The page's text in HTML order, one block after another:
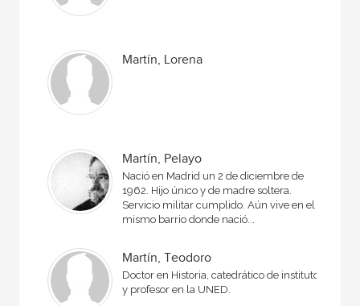
Martín, Lorena
Martín, Pelayo
Nació en Madrid un 2 de diciembre de
1962. Hijo único y de madre soltera.
Servicio militar cumplido. Aún vive en el
mismo barrio donde nació...
Martín, Teodoro
Doctor en Historia, catedrático de instituto
y profesor en la UNED.